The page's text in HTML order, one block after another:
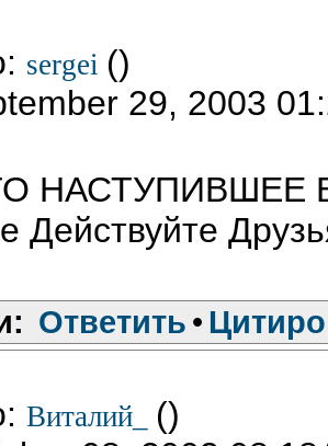
sergei ()
29, 2003
НАСТУПИВШЕЕ
Действуйте
Ответить •
Виталий_ ()